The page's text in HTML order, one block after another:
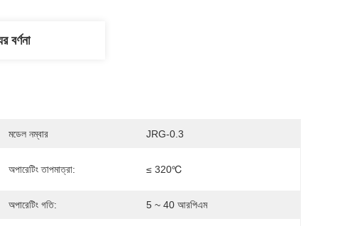
বর্ণনা
মডেল নম্বার JRG-0.3
অপারেটিং তাপমাত্রা: ≤ 320℃
অপারেটিং গতি: 5 ~ 40 আরপিএম